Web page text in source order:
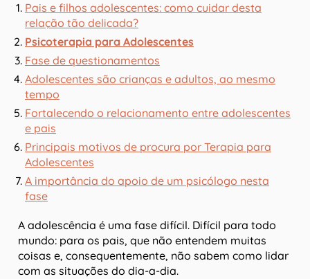
Pais e filhos adolescentes: como cuidar desta
relação tão delicada?
Psicoterapia para Adolescentes
Fase de questionamentos
Adolescentes são crianças e adultos, ao mesmo
tempo
Fortalecendo o relacionamento entre adolescentes
e pais
Principais motivos de procura por Terapia para
Adolescentes
A importância do apoio de um psicólogo nesta
fase
A adolescência é uma fase difícil. Difícil para todo
mundo: para os pais, que não entendem muitas
coisas e, consequentemente, não sabem como lidar
com as situações do dia-a-dia.